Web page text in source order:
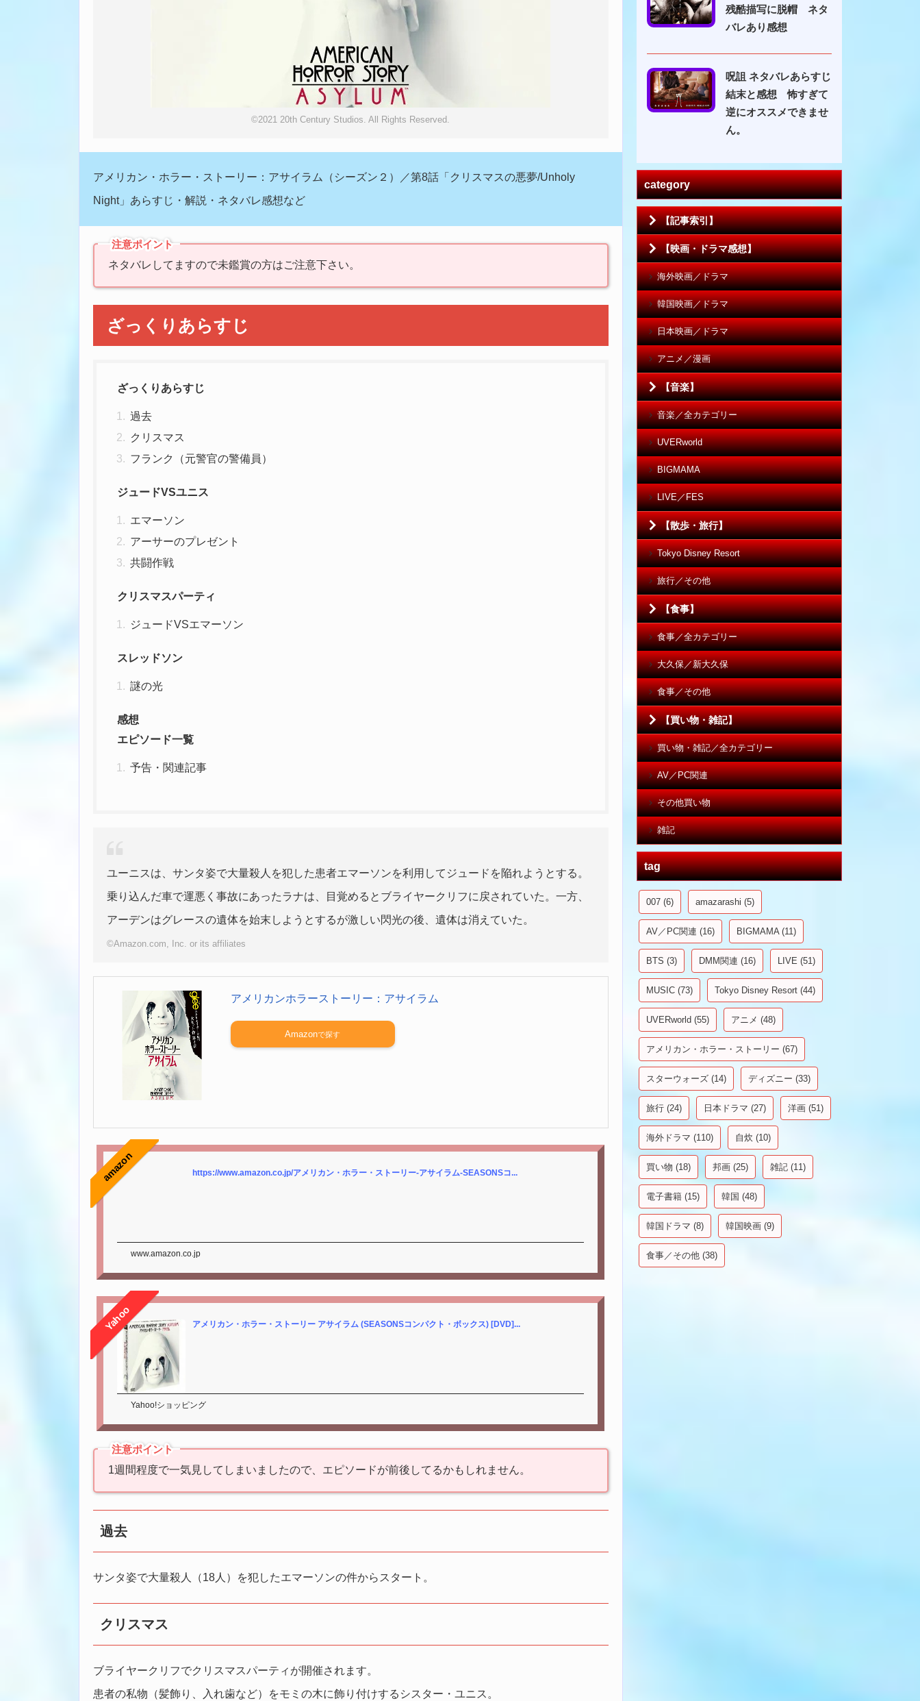
©2021 20th Century Studios. All Rights Reserved.
アメリカン・ホラー・ストーリー：アサイラム（シーズン２）／第8話「クリスマスの悪夢/Unholy
Night」あらすじ・解説・ネタバレ感想など
注意ポイント
ネタバレしてますので未鑑賞の方はご注意下さい。
ざっくりあらすじ
ざっくりあらすじ
過去
クリスマス
フランク（元警官の警備員）
ジュードVSユニス
エマーソン
アーサーのプレゼント
共闘作戦
クリスマスパーティ
ジュードVSエマーソン
スレッドソン
謎の光
感想
エピソード一覧
予告・関連記事
ユーニスは、サンタ姿で大量殺人を犯した患者エマーソンを利用してジュードを陥れようとする。
乗り込んだ車で運悪く事故にあったラナは、目覚めるとブライヤークリフに戻されていた。一方、
アーデンはグレースの遺体を始末しようとするが激しい閃光の後、遺体は消えていた。
©Amazon.com, Inc. or its affiliates
アメリカンホラーストーリー：アサイラム
Amazon
amazon https://www.amazon.co.jp/アメリカン・ホラー・ストーリー-アサイラム-SEASONSコ...
www.amazon.co.jp
Yahoo アメリカン・ホラー・ストーリー アサイラム (SEASONSコンパクト・ボックス) [DVD]...
Yahoo!ショッピング
注意ポイント
1週間程度で一気見してしまいましたので、エピソードが前後してるかもしれません。
過去
サンタ姿で大量殺人（18人）を犯したエマーソンの件からスタート。
クリスマス
ブライヤークリフでクリスマスパーティが開催されます。
患者の私物（髪飾り、入れ歯など）をモミの木に飾り付けするシスター・ユニス。
残酷描写に脱帽 ネタ
バレあり感想
呪詛 ネタバレあらすじ
結末と感想 怖すぎて
逆にオススメできませ
ん。
category
【記事索引】
【映画・ドラマ感想】
海外映画／ドラマ
韓国映画／ドラマ
日本映画／ドラマ
アニメ／漫画
【音楽】
音楽／全カテゴリー
UVERworld
BIGMAMA
LIVE／FES
【散歩・旅行】
Tokyo Disney Resort
旅行／その他
【食事】
食事／全カテゴリー
大久保／新大久保
食事／その他
【買い物・雑記】
買い物・雑記／全カテゴリー
AV／PC関連
その他買い物
雑記
tag
007(6) amazarashi (5)
AV／PC関連 (16) BIGMAMA(11)
BTS (3) DMM関連 (16) LIVE (51)
MUSIC(73) Tokyo Disney Resort(44)
UVERworld(55) アニメ (48)
アメリカン・ホラー・ストーリー (67)
スターウォーズ(14) ディズニー (33)
旅行(24) 日本ドラマ (27) 洋画(51)
海外ドラマ (110) 自炊 (10)
買い物 (18) 邦画(25) 雑記(11)
電子書籍(15) 韓国 (48)
韓国ドラマ (8) 韓国映画(9)
食事／その他(38)